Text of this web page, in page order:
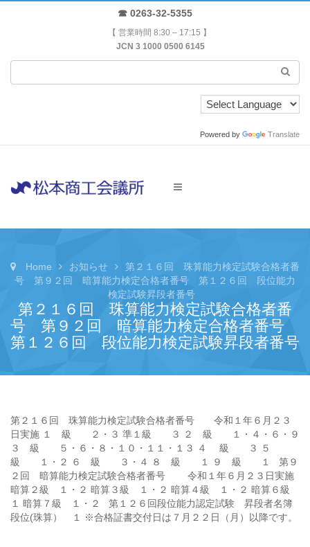
☎ 0263-32-5355
【 営業時間 8:30 – 17:15 】
JCN 3 1000 0500 6145
Powered by Translate
Home お知らせ
第２１６回 珠算能力検定試験合格者番
号 第９２回 暗算能力検定合格者番号 第１２６回 段位能力
検定試験昇段者番号
第２１６回 珠算能力検定試験合格者番
号 第９２回 暗算能力検定合格者番号
第１２６回 段位能力検定試験昇段者番号
第２１６回 珠算能力検定試験合格者番号 令和１年６月２３
日実施 １ 級 ２・３ 準１級 ３ ２ 級 １・４・６・９
３ 級 ５・６・８・１０・１１・１３ ４ 級 ３ ５
級 １・２ ６ 級 ３・４ ８ 級 １ ９ 級 １ 第９
２回 暗算能力検定試験合格者番号 令和１年６月２３日実施
暗算２級 １・２ 暗算３級 １・２ 暗算４級 １・２ 暗算６級
１ 暗算７級 １・２ 第１２６回段位能力認定試験 昇段者名簿
段位(珠算） １ ※合格証書交付日は７月２２日（月）以降です。